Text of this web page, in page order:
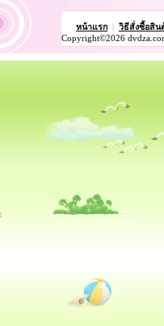
หน้าแรก
วิธีสั่งซื้อสิน
Copyright©2026